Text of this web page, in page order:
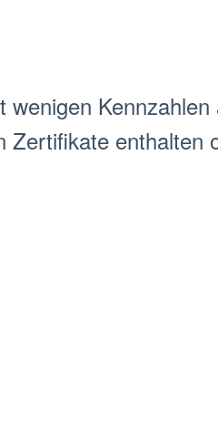
wenigen
Zertifikate enthalten